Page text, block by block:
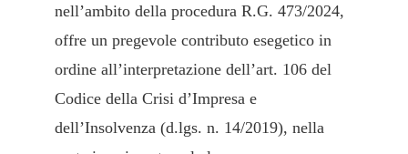
nell’ambito della procedura R.G. 473/2024,
offre un pregevole contributo esegetico in
ordine all’interpretazione dell’art. 106 del
Codice della Crisi d’Impresa e
dell’Insolvenza (d.lgs. n. 14/2019), nella